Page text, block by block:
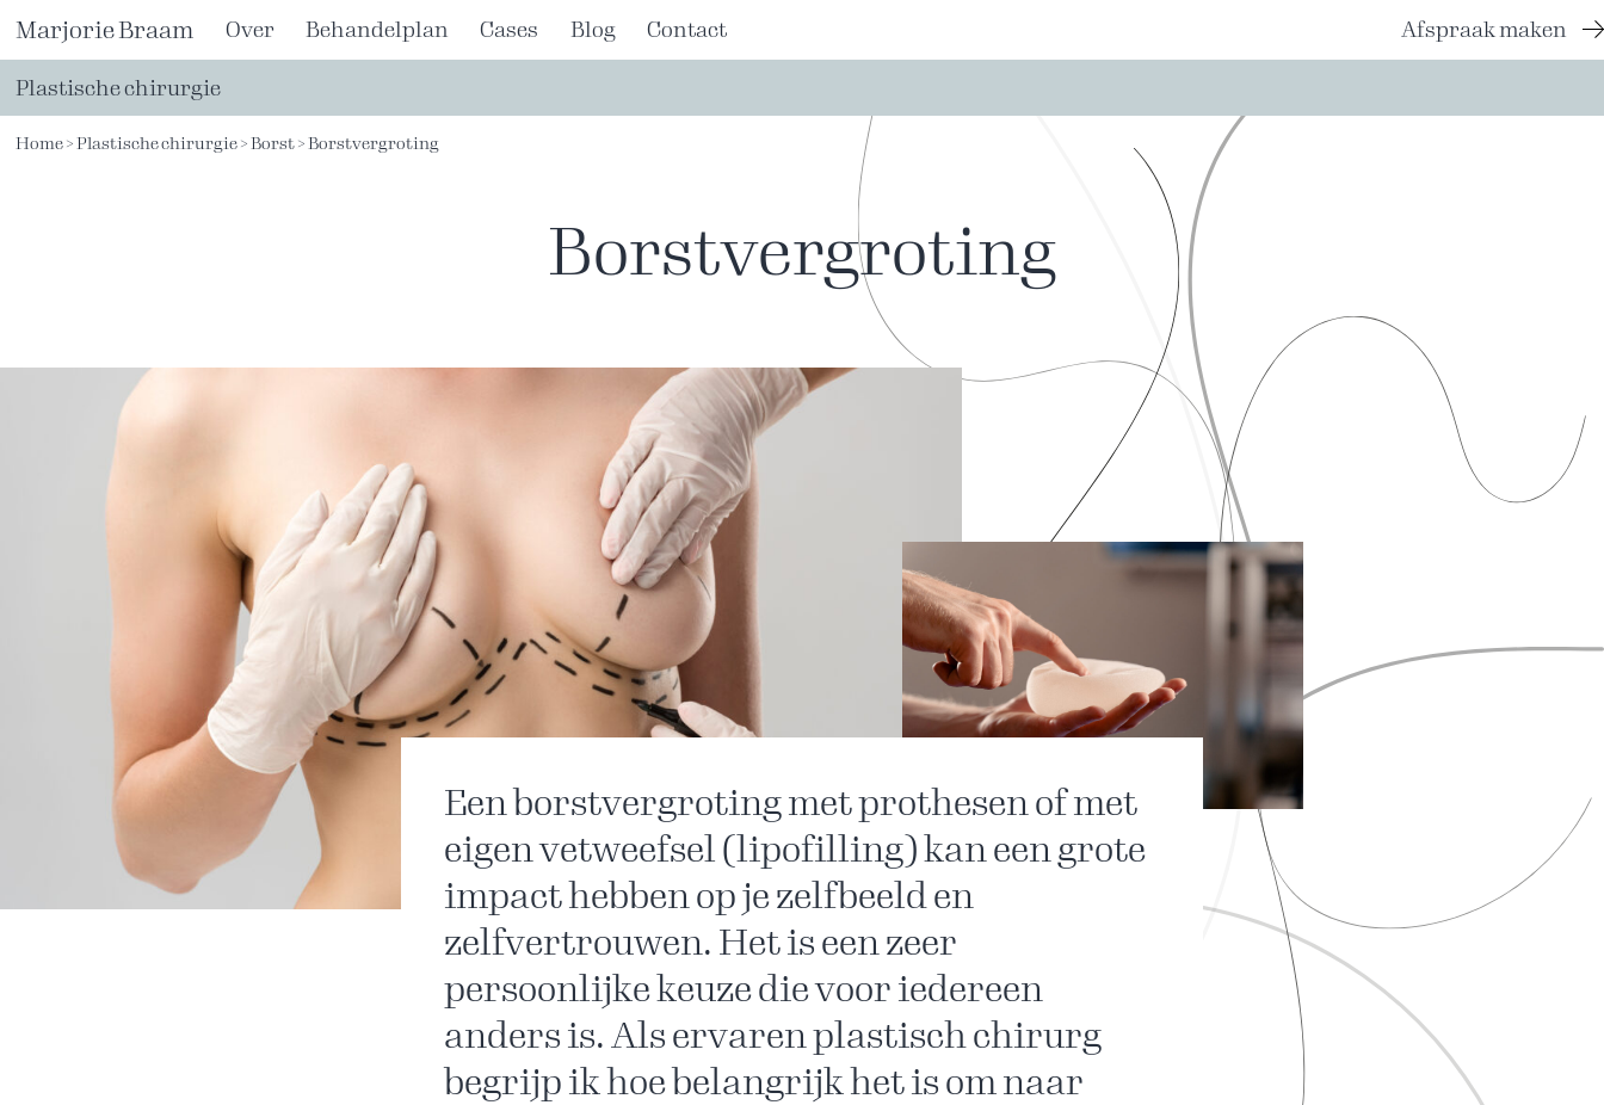
naar
de
inhoud
Marjorie Braam Over Behandelplan Cases Blog Contact Afspraak maken
Plastische chirurgie
Home>Plastische chirurgie>Borst>Borstvergroting
Borstvergroting
Een borstvergroting met prothesen of met
eigen vetweefsel (lipofilling) kan een grote
impact hebben op je zelfbeeld en
zelfvertrouwen. Het is een zeer
persoonlijke keuze die voor iedereen
anders is. Als ervaren plastisch chirurg
begrijp ik hoe belangrijk het is om naar